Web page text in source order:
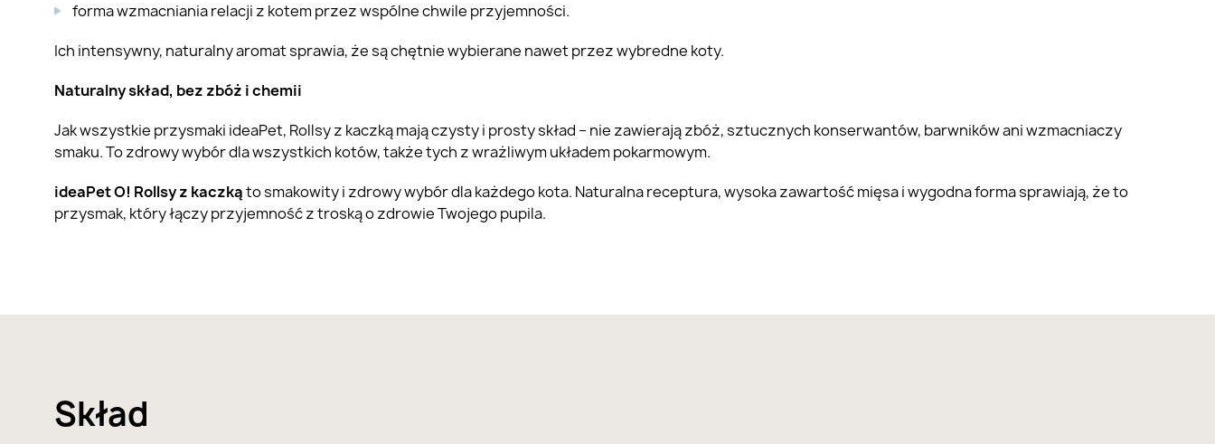
forma wzmacniania relacji z kotem przez wspólne chwile przyjemności.
Ich intensywny, naturalny aromat sprawia, że są chętnie wybierane nawet przez wybredne koty.
Naturalny skład, bez zbóż i chemii
Jak wszystkie przysmaki ideaPet, Rollsy z kaczką mają czysty i prosty skład – nie zawierają zbóż, sztucznych konserwantów, barwników ani wzmacniaczy
smaku. To zdrowy wybór dla wszystkich kotów, także tych z wrażliwym układem pokarmowym.
ideaPet O! Rollsy z kaczkąto smakowity i zdrowy wybór dla każdego kota. Naturalna receptura, wysoka zawartość mięsa i wygodna forma sprawiają, że to
przysmak, który łączy przyjemność z troską o zdrowie Twojego pupila.
Skład